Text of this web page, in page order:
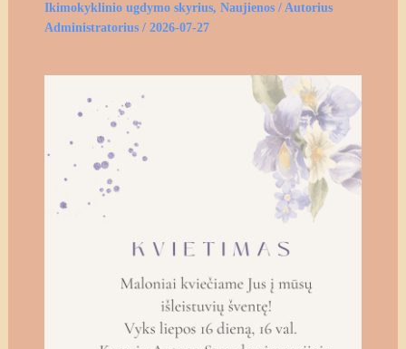
Ikimokyklinio ugdymo skyrius, Naujienos/ Autorius
Administratorius / 2026-07-27